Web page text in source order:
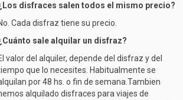
disfraces salen todos el mismo precio?
Cada disfraz tiene su precio.
sale alquilar un disfraz?
valor del alquiler, depende del disfraz y del
que lo necesites. Habitualmente se
por 48 hs. o fin de semana.Tambien
alquilado disfraces para viajes de